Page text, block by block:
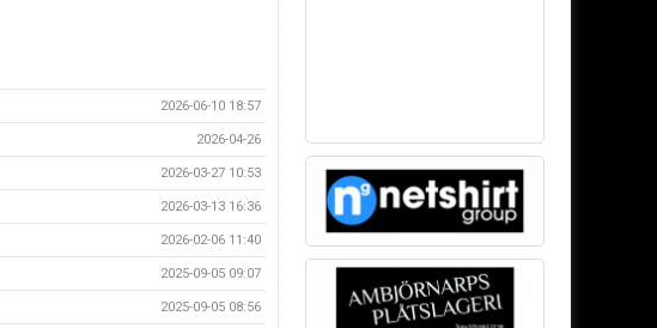
2026-06-10 18:57
2026-04-26
2026-03-27 10:53
2026-03-13 16:36
2026-02-06 11:40
2025-09-05 09:07
2025-09-05 08:56